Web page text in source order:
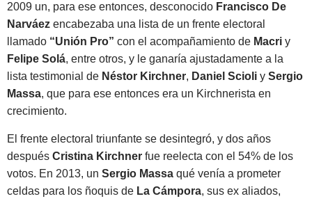
2009 un, para ese entonces, desconocido Francisco De
Narváez encabezaba una lista de un frente electoral
llamado “Unión Pro” con el acompañamiento de Macri y
Felipe Solá, entre otros, y le ganaría ajustadamente a la
lista testimonial de Néstor Kirchner, Daniel Scioli y Sergio
Massa, que para ese entonces era un Kirchnerista en
crecimiento.
El frente electoral triunfante se desintegró, y dos años
después Cristina Kirchner fue reelecta con el 54% de los
votos. En 2013, un Sergio Massa qué venía a prometer
celdas para los ñoquis de La Cámpora, sus ex aliados,